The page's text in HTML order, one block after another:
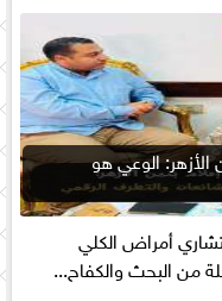
الأزهر: الوعي هو
أمراض الكلي
من البحث والكفاح...